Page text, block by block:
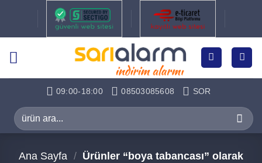
09:00-18:00 08503085608 SOR
Ara:
Ana Sayfa / Ürünler “boya tabancası” olarak